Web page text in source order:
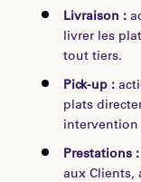
Livraison :
livrer les
tout tiers.
Pick-up :
plats
intervention
Prestations :
aux Clients,